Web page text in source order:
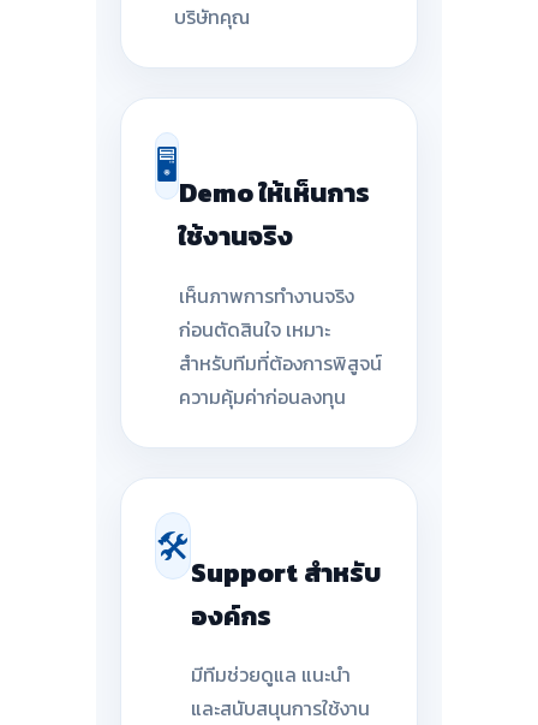
บริษัทคุณ
🖥
Demo ให้เห็นการ
ใช้งานจริง
เห็นภาพการทำงานจริง
ก่อนตัดสินใจ เหมาะ
สำหรับทีมที่ต้องการพิสูจน์
ความคุ้มค่าก่อนลงทุน
🛠
Support สำหรับ
องค์กร
มีทีมช่วยดูแล แนะนำ
และสนับสนุนการใช้งาน